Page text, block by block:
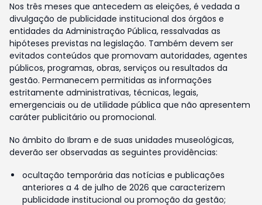
Nos três meses que antecedem as eleições, é vedada a
divulgação de publicidade institucional dos órgãos e
entidades da Administração Pública, ressalvadas as
hipóteses previstas na legislação. Também devem ser
evitados conteúdos que promovam autoridades, agentes
públicos, programas, obras, serviços ou resultados da
gestão. Permanecem permitidas as informações
estritamente administrativas, técnicas, legais,
emergenciais ou de utilidade pública que não apresentem
caráter publicitário ou promocional.
No âmbito do Ibram e de suas unidades museológicas,
deverão ser observadas as seguintes providências:
ocultação temporária das notícias e publicações
anteriores a 4 de julho de 2026 que caracterizem
publicidade institucional ou promoção da gestão;